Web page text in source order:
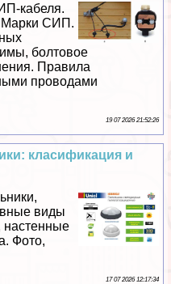
кабеля.
СИП.
болтовое
Правила
проводами
19 07 2026 21:52:26
класификация и
виды
настенные
Фото,
17 07 2026 12:17:34